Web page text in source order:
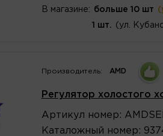
В магазине: больше 10 шт
1 шт. (ул.
Производитель: AMD
Регулятор холостого
Артикул номер :
Каталожный номер :